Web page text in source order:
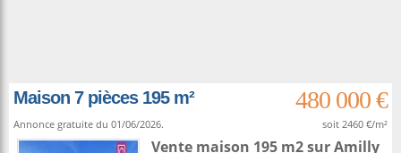
Maison 7 pièces 195 m² 480 000 €
Annonce gratuite du 01/06/2026. soit 2460 €/m²
Vente maison 195 m2surAmilly